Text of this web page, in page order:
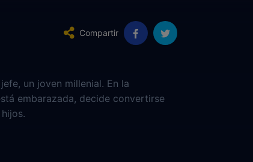
Compartir
un joven millenial. En la
embarazada, decide convertirse